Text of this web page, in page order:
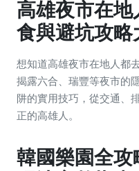
高雄夜市在
食與避坑攻略
想知道高雄夜市在地人都
揭露六合、瑞豐等夜市的
阱的實用技巧，從交通、
正的高雄人。
韓國樂園全攻